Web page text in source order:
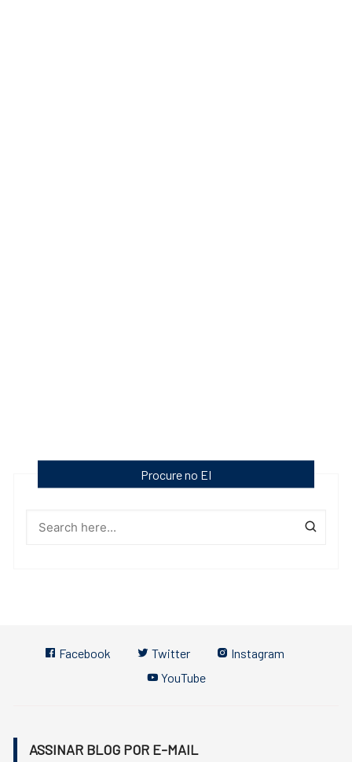
Procure no EI
Facebook Twitter
Instagram
YouTube
ASSINAR BLOG POR E-MAIL